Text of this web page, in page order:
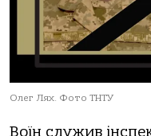
Олег Лях. Фото ТНТУ
Воїн служив